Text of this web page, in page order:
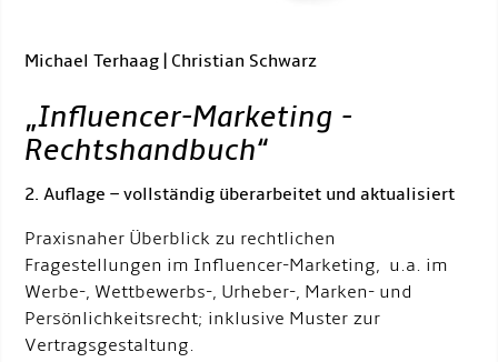
Michael Terhaag | Christian Schwarz
„Influencer-Marketing -
Rechtshandbuch“
2. Auflage – vollständig überarbeitet und aktualisiert
Praxisnaher Überblick zu rechtlichen
Fragestellungen im Influencer-Marketing, u.a. im
Werbe-, Wettbewerbs-, Urheber-, Marken- und
Persönlichkeitsrecht; inklusive Muster zur
Vertragsgestaltung.